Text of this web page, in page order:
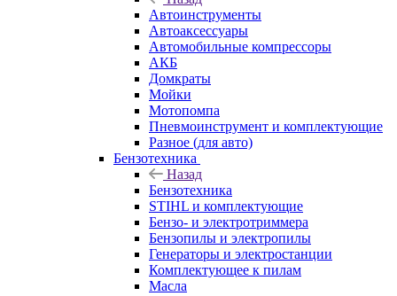
Автоинструменты
Автоаксессуары
Автомобильные компрессоры
АКБ
Домкраты
Мойки
Мотопомпа
Пневмоинструмент и комплектующие
Разное (для авто)
Бензотехника
Назад
Бензотехника
STIHL и комплектующие
Бензо- и электротриммера
Бензопилы и электропилы
Генераторы и электростанции
Комплектующее к пилам
Масла